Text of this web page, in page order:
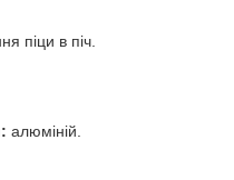
піци в піч.
алюміній.